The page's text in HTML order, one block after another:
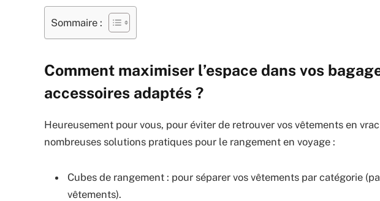
Sommaire :
Comment maximiser l’espace dans vos
accessoires adaptés ?
Heureusement pour vous, pour éviter de retrouver vos vêtements en vrac
nombreuses solutions pratiques pour le rangement en voyage :
Cubes de rangement : pour séparer vos vêtements par catégorie
vêtements).